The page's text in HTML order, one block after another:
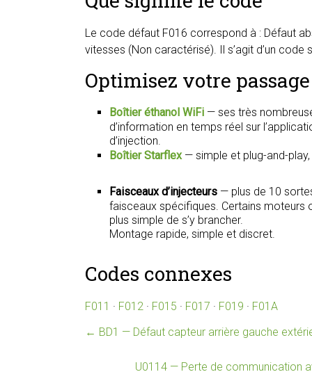
Le code défaut F016 correspond à : Défaut
vitesses (Non caractérisé). Il s’agit d’un code
Optimisez votre passage
Boîtier éthanol WiFi — ses très
d’information en temps réel sur
d’injection.
Boîtier Starflex— simple et plug-and-
Faisceaux d’injecteurs — plus de 10
faisceaux spécifiques. Certains moteurs
plus simple de s’y brancher.
Montage rapide, simple et discret.
Codes connexes
F011 · F012 · F015 · F017 · F019 · F01A
← BD1 — Défaut capteur arrière gauche
U0114 — Perte de communication